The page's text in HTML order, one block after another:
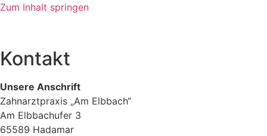
Zum Inhalt springen
Kontakt
Unsere Anschrift
Zahnarztpraxis „Am Elbbach“
Am Elbbachufer 3
65589 Hadamar